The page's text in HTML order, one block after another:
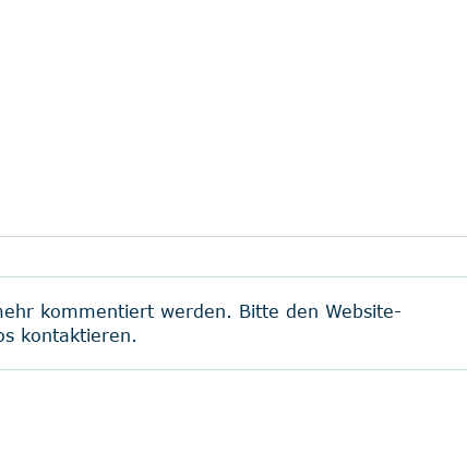
kommentiert werden. Bitte den Website-
kontaktieren.